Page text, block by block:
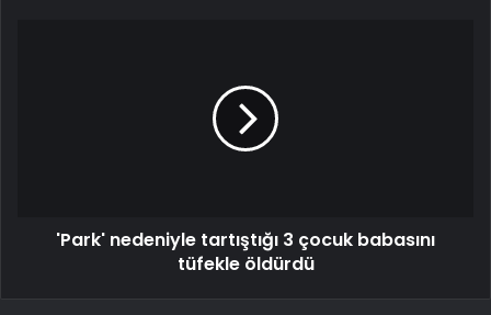
'Park' nedeniyle tartıştığı 3 çocuk babasını
tüfekle öldürdü